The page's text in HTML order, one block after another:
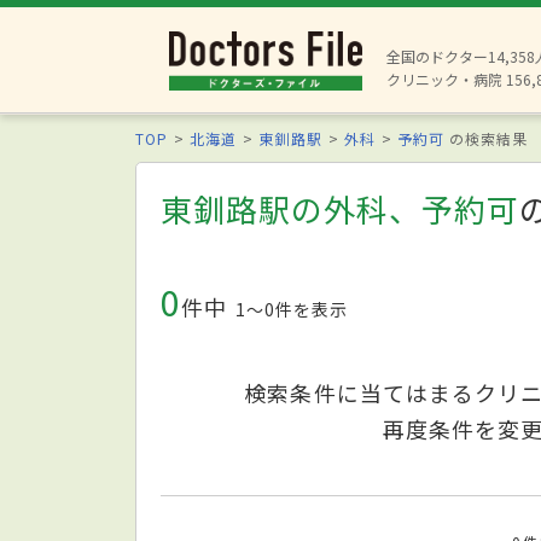
全国のドクター14,358
クリニック・病院
TOP 北海道 東釧路駅 外科 予約可 の検索結果
東釧路駅の外科、予約可
0件中 1〜0件を表示
検索条件に当てはまるクリ
再度条件を変